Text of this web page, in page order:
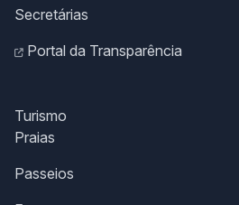
Secretárias
Portal da Transparência
Turismo
Praias
Passeios